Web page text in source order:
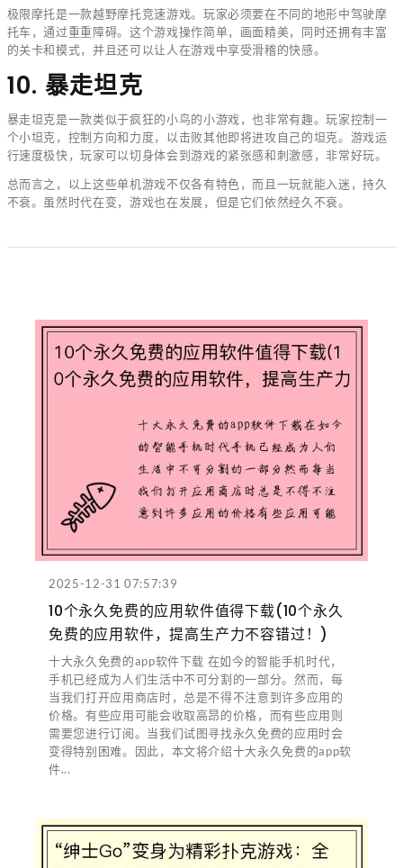
极限摩托是一款越野摩托竞速游戏。玩家必须要在不同的地形中驾驶摩
托车，通过重重障碍。这个游戏操作简单，画面精美，同时还拥有丰富
的关卡和模式，并且还可以让人在游戏中享受滑稽的快感。
10. 暴走坦克
暴走坦克是一款类似于疯狂的小鸟的小游戏，也非常有趣。玩家控制一
个小坦克，控制方向和力度，以击败其他即将进攻自己的坦克。游戏运
行速度极快，玩家可以切身体会到游戏的紧张感和刺激感，非常好玩。
总而言之，以上这些单机游戏不仅各有特色，而且一玩就能入迷，持久
不衰。虽然时代在变，游戏也在发展，但是它们依然经久不衰。
2025-12-31 07:57:39
10个永久免费的应用软件值得下载(10个永久
免费的应用软件，提高生产力不容错过！)
十大永久免费的app软件下载 在如今的智能手机时代，
手机已经成为人们生活中不可分割的一部分。然而，每
当我们打开应用商店时，总是不得不注意到许多应用的
价格。有些应用可能会收取高昂的价格，而有些应用则
需要您进行订阅。当我们试图寻找永久免费的应用时会
变得特别困难。因此，本文将介绍十大永久免费的app软
件...